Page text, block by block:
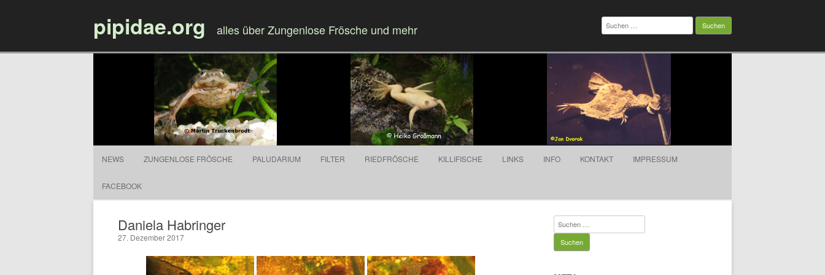
pipidae.org alles über Zungenlose Frösche und mehr
Suchen
nach:
NEWS ZUNGENLOSE FRÖSCHE PALUDARIUM FILTER RIEDFRÖSCHE KILLIFISCHE LINKS INFO KONTAKT IMPRESSUM
FACEBOOK
Daniela Habringer
27. Dezember 2017
Suchen
nach: